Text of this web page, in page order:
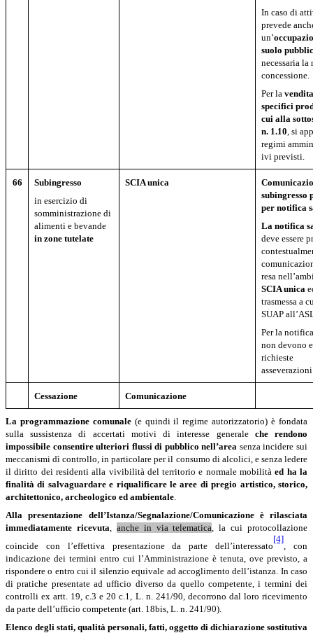
In caso di
prevede
un’
suolo
necessaria la
concessione.
Per la
specifici
cui alla
n. 1.10 , si
regimi
ivi previsti.
66
Subingresso
in esercizio di
somministrazione di
alimenti e bevande
in zone tutelate
SCIA unica
subingresso
per notifica
La notifica
deve essere
resa
SCIA unica
trasmessa a
SUAP
Per la
non devono
richieste
Cessazione Comunicazione
La programmazione comunale(e quindi il regime autorizzatorio) è fondata
sulla sussistenza di accertati motivi di interesse generale che rendono
impossibile consentire ulteriori flussi di pubblico nell’area senza incidere sui
meccanismi dì controllo, in particolare per il consumo di alcolici, e senza ledere
il diritto dei residenti alla vivibilità del territorio e normale mobilitàed ha la
finalità di salvaguardare e riqualificare le aree di pregio artistico, storico,
architettonico, archeologico ed ambientale
Alla
presentazione dell’Istanza/Segnalazione/Comunicazione è rilasciata
immediatamente ricevuta
anche in via telematica , la cui protocollazione
coincide con l’effettiva presentazione da parte dell’interessato
[4]
, con
indicazione dei termini entro cui l’Amministrazione è tenuta, ove previsto, a
rispondere o entro cui il silenzio equivale ad accoglimento dell’istanza. In caso
di pratiche presentate ad ufficio diverso da quello competente, i termini dei
controlli ex artt. 19, c.3 e 20 c.1, L. n. 241/90, decorrono dal loro ricevimento
da parte dell’ufficio competente (art. 18bis, L. n. 241/90).
Elenco degli stati, qualità personali, fatti, oggetto di dichiarazione sostitutiva